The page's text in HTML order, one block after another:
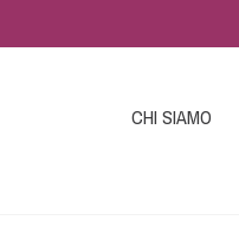
CHI SIAMO